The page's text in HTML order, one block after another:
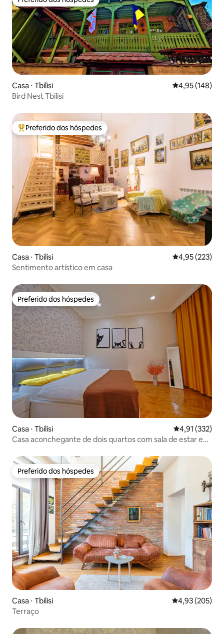
Preferido dos hóspedes
Casa ⋅ Tbilisi 4,95 de uma
4,95 (148)
Bird Nest Tbilisi
Entre os melhores preferidos dos hóspedes
Preferido dos hóspedes
Casa ⋅ Tbilisi 4,95 de uma
4,95 (223)
Sentimento artístico em casa
Preferido dos hóspedes
Preferido dos hóspedes
Casa ⋅ Tbilisi 4,91 de uma
4,91 (332)
Casa aconchegante de dois quartos com sala de estar e
Preferido dos hóspedes
Preferido dos hóspedes
Casa ⋅ Tbilisi 4,93 de uma
4,93 (205)
Terraço